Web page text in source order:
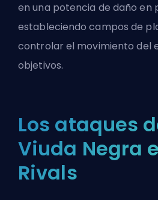
en una potencia de daño en
estableciendo campos de
controlar el movimiento del
objetivos.
Los ataques
Viuda Negra
Rivals